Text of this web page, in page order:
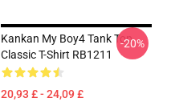
Kankan My Boy4 Tank Top
Classic T-Shirt RB1211
20,93 £ - 24,09 £
-20%